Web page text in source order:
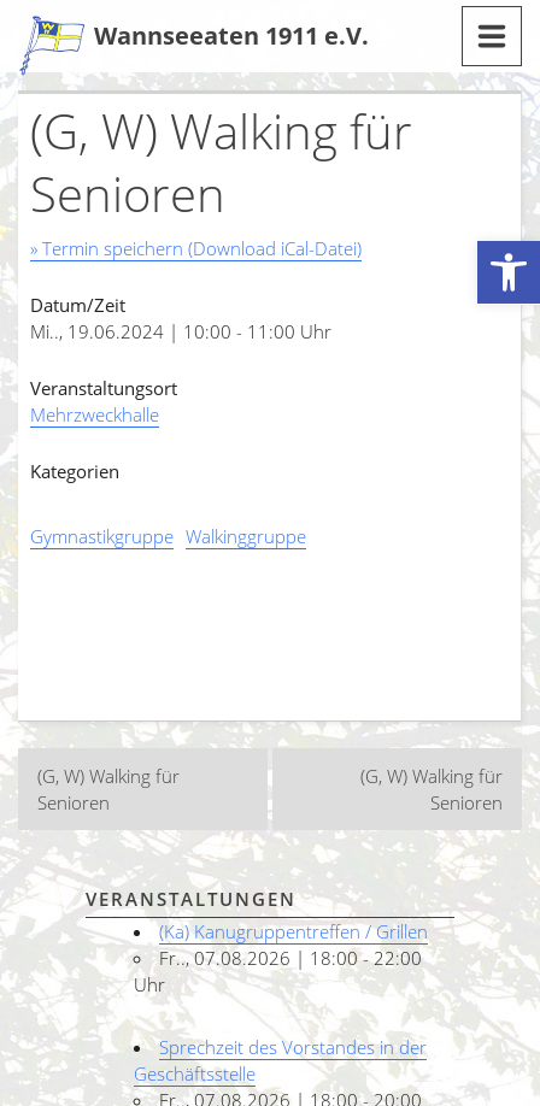
Werkzeugleiste öffnen
Zum
Inhalt
Wannseeaten 1911 e.V.
(G, W) Walking für
Senioren
» Termin speichern (Download iCal-Datei)
Datum/Zeit
Mi.., 19.06.2024 | 10:00 - 11:00 Uhr
Veranstaltungsort
Mehrzweckhalle
Kategorien
Gymnastikgruppe Walkinggruppe
Beitragsnavigation
(G, W) Walking für
Senioren
(G, W) Walking für
Senioren
VERANSTALTUNGEN
(Ka) Kanugruppentreffen / Grillen
Fr.., 07.08.2026 | 18:00 - 22:00
Uhr
Sprechzeit des Vorstandes in der
Geschäftsstelle
Fr.., 07.08.2026 | 18:00 - 20:00